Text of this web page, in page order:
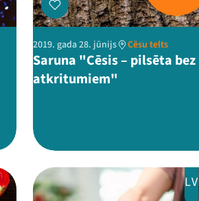
2019. gada 28. jūnijs Cēsu telts
Saruna "Cēsis – pilsēta bez
atkritumiem"
LV